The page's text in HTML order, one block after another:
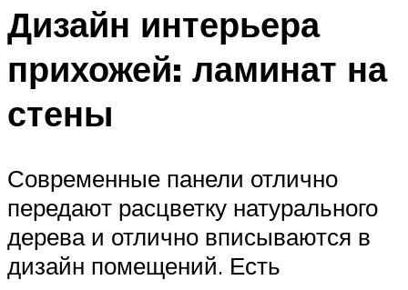
Дизайн интерьера
прихожей: ламинат на
стены
Современные панели отлично
передают расцветку натурального
дерева и отлично вписываются в
дизайн помещений. Есть